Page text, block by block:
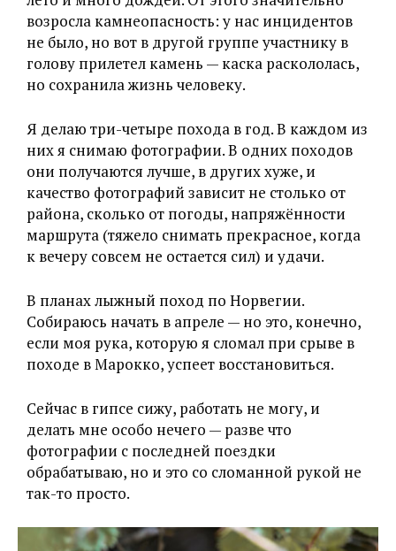
возросла камнеопасность: у нас инцидентов
не было, но вот в другой группе участнику в
голову прилетел камень — каска раскололась,
но сохранила жизнь человеку.
Я делаю три-четыре похода в год. В каждом из
них я снимаю фотографии. В одних походов
они получаются лучше, в других хуже, и
качество фотографий зависит не столько от
района, сколько от погоды, напряжённости
маршрута (тяжело снимать прекрасное, когда
к вечеру совсем не остается сил) и удачи.
В планах лыжный поход по Норвегии.
Собираюсь начать в апреле — но это, конечно,
если моя рука, которую я сломал при срыве в
походе в Марокко, успеет восстановиться.
Сейчас в гипсе сижу, работать не могу, и
делать мне особо нечего — разве что
фотографии с последней поездки
обрабатываю, но и это со сломанной рукой не
так-то просто.